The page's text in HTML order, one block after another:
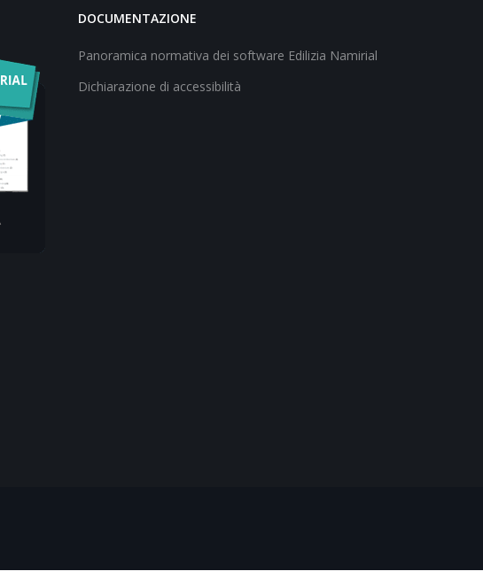
DOCUMENTAZIONE
Panoramica normativa dei software Edilizia Namirial
Dichiarazione di accessibilità